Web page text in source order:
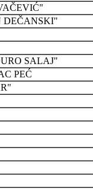
DEČANSKI"
SALAJ"
PEĆ